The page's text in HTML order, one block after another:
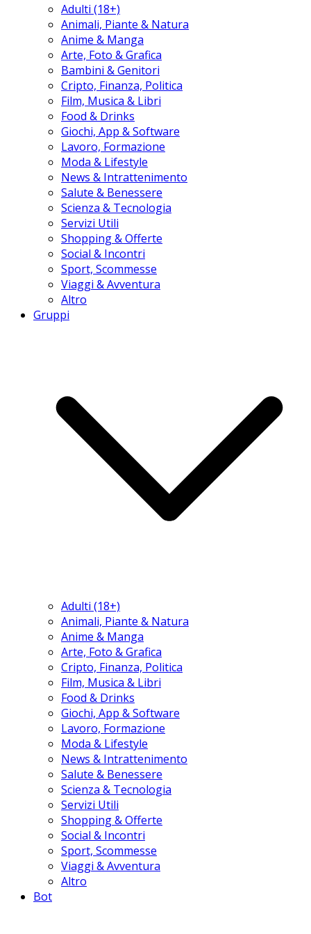
Adulti (18+)
Animali, Piante & Natura
Anime & Manga
Arte, Foto & Grafica
Bambini & Genitori
Cripto, Finanza, Politica
Film, Musica & Libri
Food & Drinks
Giochi, App & Software
Lavoro, Formazione
Moda & Lifestyle
News & Intrattenimento
Salute & Benessere
Scienza & Tecnologia
Servizi Utili
Shopping & Offerte
Social & Incontri
Sport, Scommesse
Viaggi & Avventura
Altro
Gruppi
Adulti (18+)
Animali, Piante & Natura
Anime & Manga
Arte, Foto & Grafica
Cripto, Finanza, Politica
Film, Musica & Libri
Food & Drinks
Giochi, App & Software
Lavoro, Formazione
Moda & Lifestyle
News & Intrattenimento
Salute & Benessere
Scienza & Tecnologia
Servizi Utili
Shopping & Offerte
Social & Incontri
Sport, Scommesse
Viaggi & Avventura
Altro
Bot